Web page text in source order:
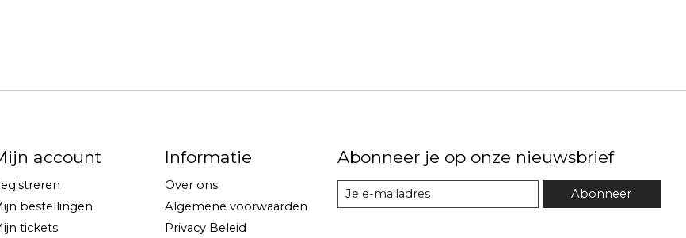
account
bestellingen
tickets
Informatie
Over ons
Algemene voorwaarden
Privacy Beleid
Abonneer je op onze nieuwsbrief
Abonneer